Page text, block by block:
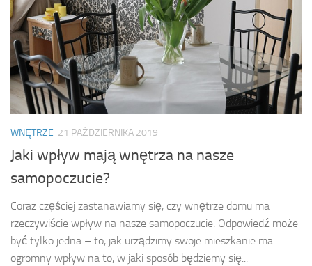
WNĘTRZE 21 PAŹDZIERNIKA 2019
Jaki wpływ mają wnętrza na nasze
samopoczucie?
Coraz częściej zastanawiamy się, czy wnętrze domu ma
rzeczywiście wpływ na nasze samopoczucie. Odpowiedź może
być tylko jedna – to, jak urządzimy swoje mieszkanie ma
ogromny wpływ na to, w jaki sposób będziemy się...